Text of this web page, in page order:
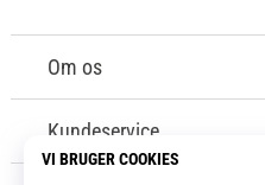
Om os
Kundeservice